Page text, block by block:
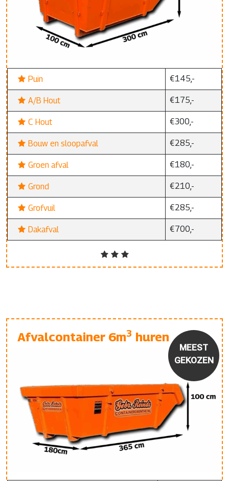
Puin €145,-
A/B Hout €175,-
C Hout €300,-
Bouw en sloopafval €285,-
Groen afval €180,-
Grond €210,-
Grofvuil €285,-
Dakafval €700,-
Afvalcontainer 6m3 huren
MEEST
GEKOZEN